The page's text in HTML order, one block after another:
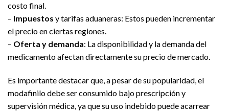
costo final.
– Impuestos y tarifas aduaneras: Estos pueden incrementar
el precio en ciertas regiones.
– Oferta y demanda: La disponibilidad y la demanda del
medicamento afectan directamente su precio de mercado.
Es importante destacar que, a pesar de su popularidad, el
modafinilo debe ser consumido bajo prescripción y
supervisión médica, ya que su uso indebido puede acarrear